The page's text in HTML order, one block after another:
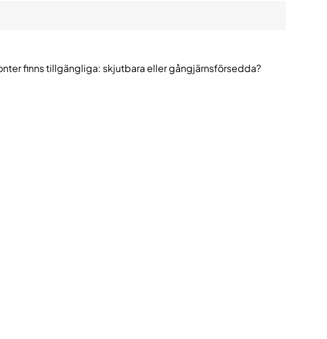
finns tillgängliga: skjutbara eller gångjärnsförsedda?